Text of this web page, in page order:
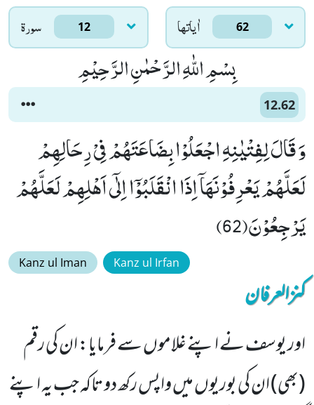
سورۃ 12 اٰياتها 62
بِسْمِ اللّٰهِ الرَّحْمٰنِ الرَّحِیْمِ
12.62
وَ قَالَ لِفِتْیٰنِهِ اجْعَلُوْا بِضَاعَتَهُمْ فِیْ رِحَالِهِمْ
لَعَلَّهُمْ یَعْرِفُوْنَهَاۤ اِذَا انْقَلَبُوْۤا اِلٰۤى اَهْلِهِمْ لَعَلَّهُمْ
یَرْجِعُوْنَ(62)
Kanz ul Iman Kanz ul Irfan
کنزالعرفان
اور یوسف نے اپنے غلاموں سے فرمایا: ان کی رقم
(بھی) ان کی بوریوں میں واپس رکھ دو تاکہ جب یہ اپنے